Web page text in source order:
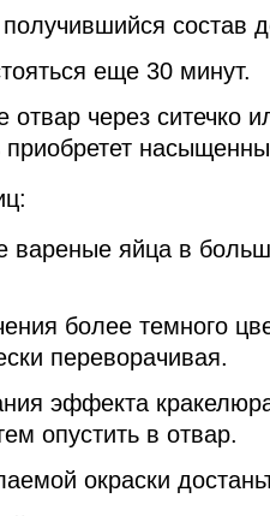
состав
еще 30 минут.
отвар через ситечко
приобретет
вареные яйца в
более темного
переворачивая.
эффекта
опустить в отвар.
окраски